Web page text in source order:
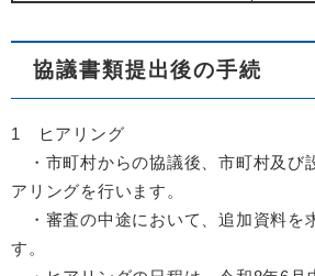
協議書類提出後の手続
1 ヒアリング
・市町村からの協議後、市町村及び
アリングを行います。
・審査の中途において、追加資料を
す。